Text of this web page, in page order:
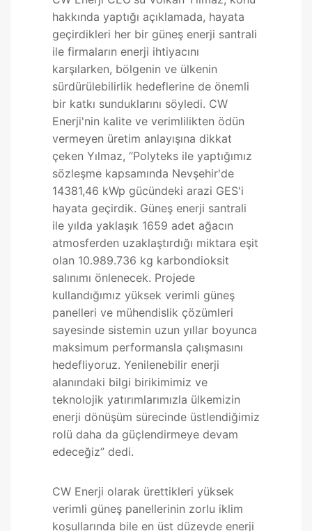
hakkında yaptığı açıklamada, hayata
geçirdikleri her bir güneş enerji santrali
ile firmaların enerji ihtiyacını
karşılarken, bölgenin ve ülkenin
sürdürülebilirlik hedeflerine de önemli
bir katkı sunduklarını söyledi. CW
Enerji'nin kalite ve verimlilikten ödün
vermeyen üretim anlayışına dikkat
çeken Yılmaz, “Polyteks ile yaptığımız
sözleşme kapsamında Nevşehir'de
14381,46 kWp gücündeki arazi GES'i
hayata geçirdik. Güneş enerji santrali
ile yılda yaklaşık 1659 adet ağacın
atmosferden uzaklaştırdığı miktara eşit
olan 10.989.736 kg karbondioksit
salınımı önlenecek. Projede
kullandığımız yüksek verimli güneş
panelleri ve mühendislik çözümleri
sayesinde sistemin uzun yıllar boyunca
maksimum performansla çalışmasını
hedefliyoruz. Yenilenebilir enerji
alanındaki bilgi birikimimiz ve
teknolojik yatırımlarımızla ülkemizin
enerji dönüşüm sürecinde üstlendiğimiz
rolü daha da güçlendirmeye devam
edeceğiz” dedi.
CW Enerji olarak ürettikleri yüksek
verimli güneş panellerinin zorlu iklim
koşullarında bile en üst düzeyde enerji